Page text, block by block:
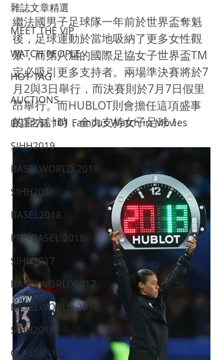
雜誌文章精選
MEET THE VIP
WATCH PEOPLE
HOT TAG
AUCTIONS
戲語名錶 101 Famous Watch in Movies
SIHH2019
BASELWORLD 2019
SIHH2018
BASEL2018
PRE-BASEL 2018
SIHH2017
BASELWORLD2017
BASELWORLD 2016
SIHH2016
CLASSIC 101
繼法國男子足球隊一年前於世界盃奪魁
後，足球運動於當地吸納了更多女性觀
眾，而第八屆的國際足協女子世界盃TM
定必吸引更多支持者。兩場準決賽將於7
月2與3日舉行，而決賽則於7月7日假里
昂舉行。而HUBLOT則會擔任這項盛事
的官方計時，全力支持女子足球！